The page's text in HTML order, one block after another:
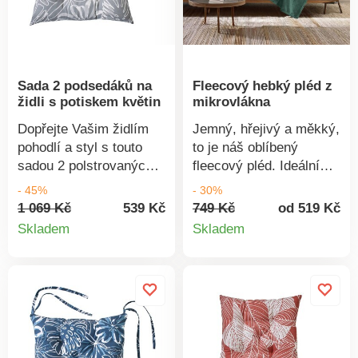
látek a výrobek je
prostředí doporučujeme
prát na 30 °C a sušit
volně na vzduchu.
byly podrobeny
laboratorním testům na
výrobek je bezpečný
nad rámec platných
norem. Lze prát v
pračce.
Sada 2 podsedáků na
židli s potiskem květin
Dopřejte Vašim židlím
pohodlí a styl s touto
sadou 2 polstrovaných
podsedáků! Jedna
strana s potiskem plným
svěžesti, druhá strana v
každého interiéru. 1
strana s potiskem
květin. 1 jednobarevná
strana. Prošití do bodů,
- 45%
1 069 Kč
539 Kč
Skladem
Fleecový hebký pléd z
mikrovlákna
Jemný, hřejivý a měkký,
to je náš oblíbený
fleecový pléd. Ideální
pro chladné večery.
Zakončení lemem.
- 30%
749 Kč
od 519 Kč
Skladem